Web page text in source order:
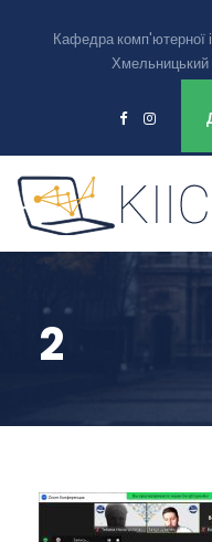
Кафедра комп'ютерної
Хмельницький
2